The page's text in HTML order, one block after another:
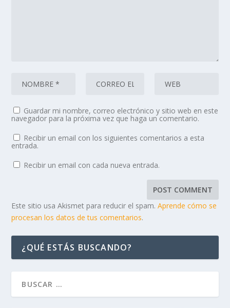
Guardar mi nombre, correo electrónico y sitio web en este
navegador para la próxima vez que haga un comentario.
Recibir un email con los siguientes comentarios a esta
entrada.
Recibir un email con cada nueva entrada.
Este sitio usa Akismet para reducir el spam.Aprende cómo se
procesan los datos de tus comentarios.
¿QUÉ ESTÁS BUSCANDO?